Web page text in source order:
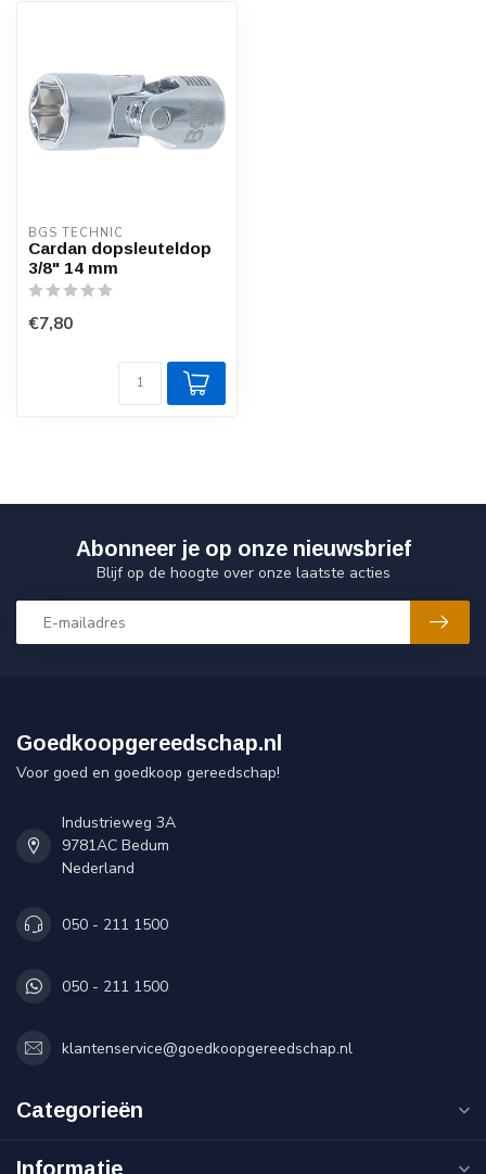
BGS TECHNIC
Cardan dopsleuteldop
3/8" 14 mm
€7,80
Abonneer je op onze nieuwsbrief
Blijf op de hoogte over onze laatste acties
Goedkoopgereedschap.nl
Voor goed en goedkoop gereedschap!
Industrieweg 3A
9781AC Bedum
Nederland
050 - 211 1500
050 - 211 1500
klantenservice@goedkoopgereedschap.nl
Categorieën
Informatie